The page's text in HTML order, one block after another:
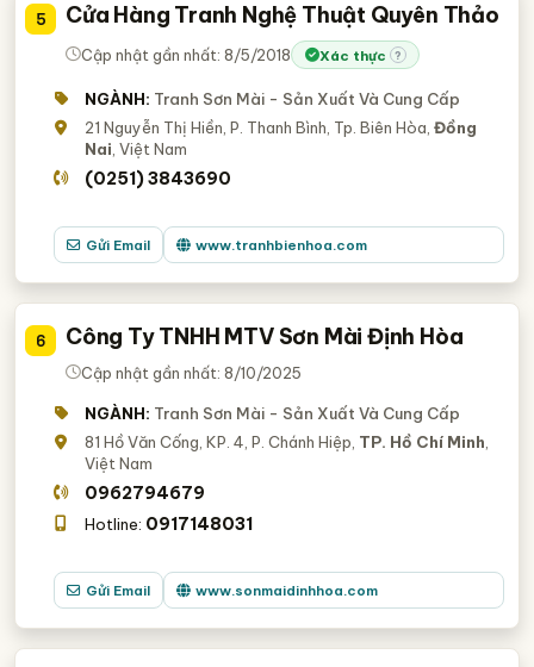
5 Cửa Hàng Tranh Nghệ Thuật Quyên Thảo
Cập nhật gần nhất: 8/5/2018 Xác thực ?
NGÀNH: Tranh Sơn Mài - Sản Xuất Và Cung Cấp
21 Nguyễn Thị Hiền, P. Thanh Bình, Tp. Biên Hòa,Đồng
Nai , Việt Nam
(0251) 3843690
Gửi Email www.tranhbienhoa.com
6 Công Ty TNHH MTV Sơn Mài Định Hòa
Cập nhật gần nhất: 8/10/2025
NGÀNH: Tranh Sơn Mài - Sản Xuất Và Cung Cấp
81 Hồ Văn Cống, KP. 4, P. Chánh Hiệp, TP. Hồ Chí Minh
Việt Nam
0962794679
Hotline: 0917148031
Gửi Email www.sonmaidinhhoa.com